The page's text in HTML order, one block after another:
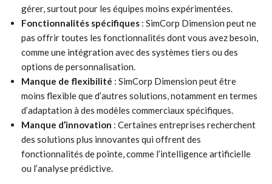
gérer, surtout pour les équipes moins expérimentées.
Fonctionnalités spécifiques : SimCorp Dimension peut ne
pas offrir toutes les fonctionnalités dont vous avez besoin,
comme une intégration avec des systèmes tiers ou des
options de personnalisation.
Manque de flexibilité : SimCorp Dimension peut être
moins flexible que d’autres solutions, notamment en termes
d’adaptation à des modèles commerciaux spécifiques.
Manque d’innovation : Certaines entreprises recherchent
des solutions plus innovantes qui offrent des
fonctionnalités de pointe, comme l’intelligence artificielle
ou l’analyse prédictive.